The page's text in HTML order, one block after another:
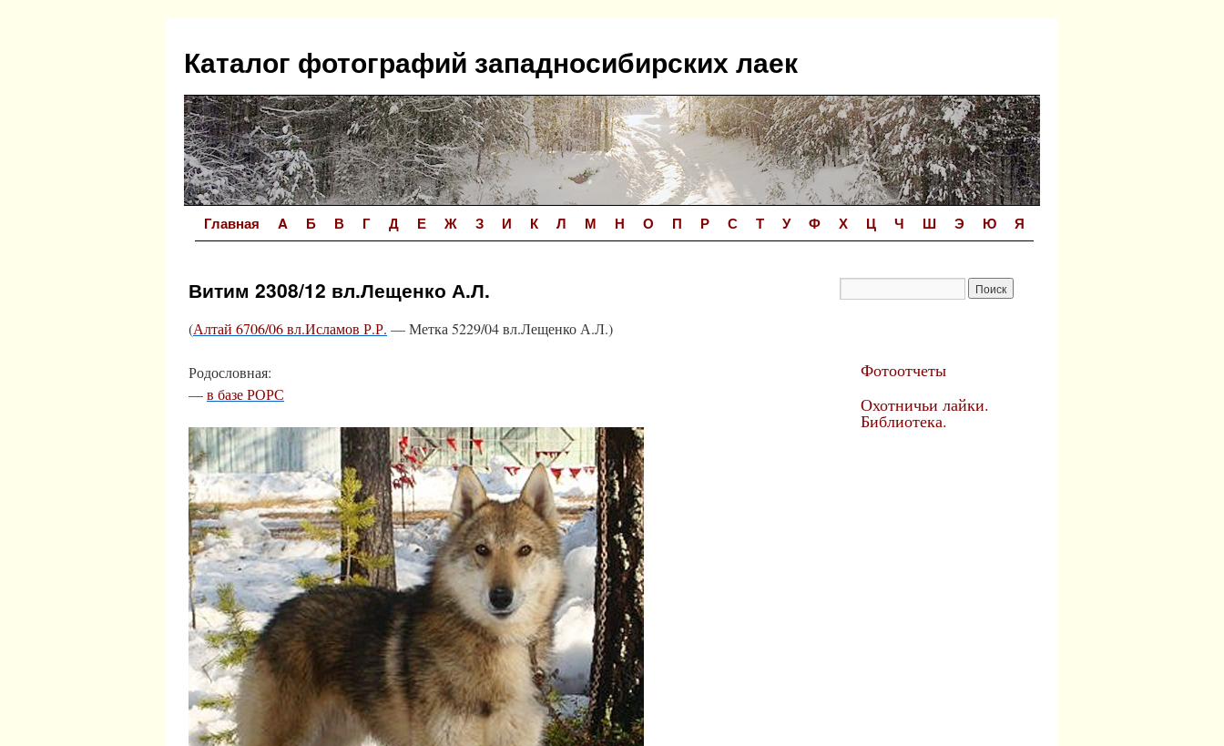
содержимому
Каталог фотографий западносибирских лаек
Главная A Б В Г Д Е Ж З И К Л М Н О П Р С Т У Ф Х Ц Ч Ш Э Ю Я
Витим 2308/12 вл.Лещенко А.Л.
(Алтай 6706/06 вл.Исламов Р.Р. — Метка 5229/04 вл.Лещенко А.Л.)
Родословная:
—в базе РОРС
Фотоотчеты
Охотничьи лайки.
Библиотека.